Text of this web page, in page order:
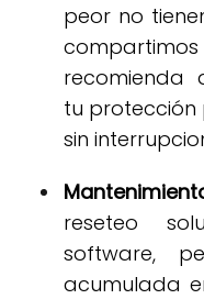
peor no
recomienda
tu
sin
reseteo
software,
acumulada